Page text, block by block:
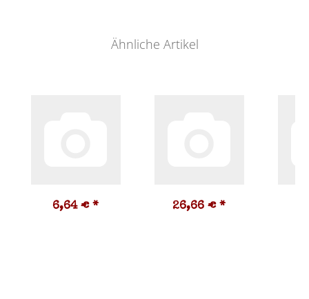
Ähnliche Artikel
6,64 € * 26,66 € *